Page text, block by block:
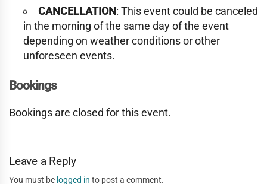
CANCELLATION: This event could be canceled
in the morning of the same day of the event
depending on weather conditions or other
unforeseen events.
Bookings
Bookings are closed for this event.
Leave a Reply
You must be logged in to post a comment.